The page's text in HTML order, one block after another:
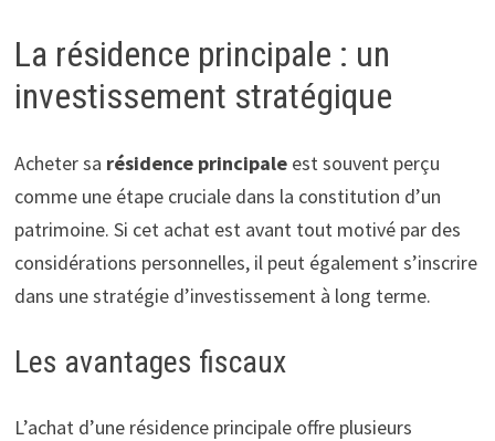
La résidence principale : un
investissement stratégique
Acheter sa résidence principaleest souvent perçu
comme une étape cruciale dans la constitution d’un
patrimoine. Si cet achat est avant tout motivé par des
considérations personnelles, il peut également s’inscrire
dans une stratégie d’investissement à long terme.
Les avantages fiscaux
L’achat d’une résidence principale offre plusieurs